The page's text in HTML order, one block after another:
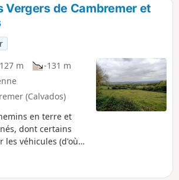
Vergers de Cambremer et
m
-131 m
(Calvados)
en terre et
dont certains
les véhicules (d'où
et routes